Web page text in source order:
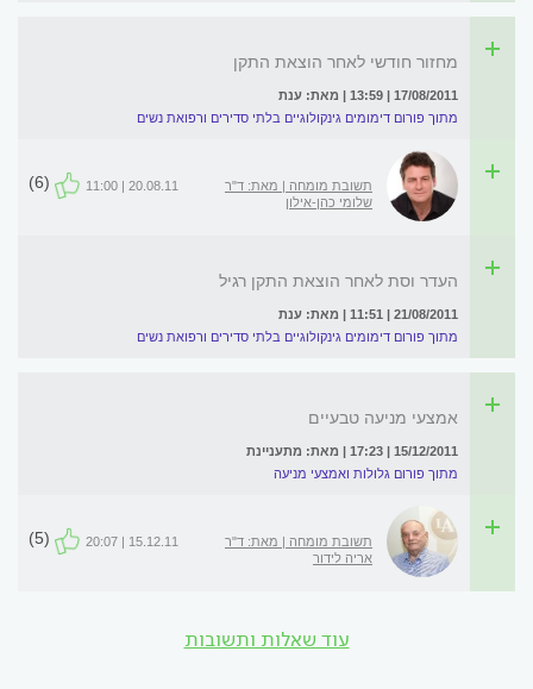
מחזור חודשי לאחר הוצאת התקן
17/08/2011 | 13:59 | מאת: ענת
מתוך פורום דימומים גינקולוגיים בלתי סדירים ורפואת נשים
תשובת מומחה | מאת: ד"ר
שלומי כהן-אילון
20.08.11 | 11:00
(6)
העדר וסת לאחר הוצאת התקן רגיל
21/08/2011 | 11:51 | מאת: ענת
מתוך פורום דימומים גינקולוגיים בלתי סדירים ורפואת נשים
אמצעי מניעה טבעיים
15/12/2011 | 17:23 | מאת: מתעניינת
מתוך פורום גלולות ואמצעי מניעה
תשובת מומחה | מאת: ד"ר
אריה לידור
15.12.11 | 20:07
(5)
עוד שאלות ותשובות